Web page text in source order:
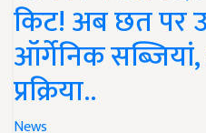
किट! अब छत पर
ऑर्गेनिक
प्रक्रिया..
News